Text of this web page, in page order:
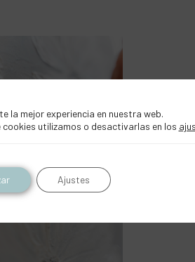
la mejor experiencia en nuestra web.
cookies utilizamos o desactivarlas en los
Ajustes